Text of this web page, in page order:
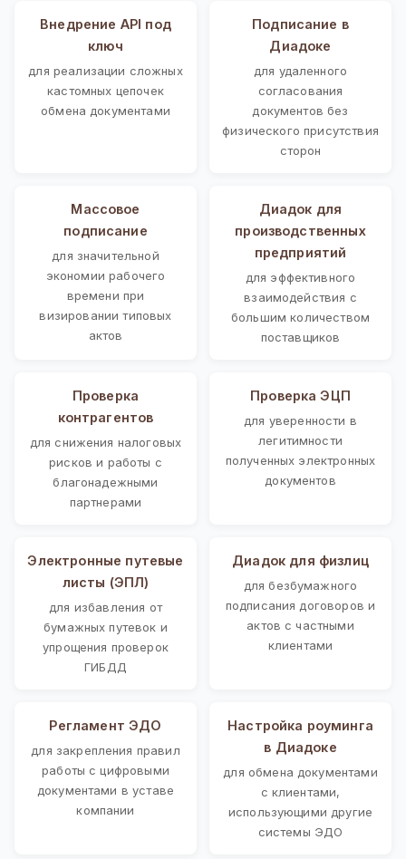
Внедрение API под
ключ
для реализации сложных
кастомных цепочек
обмена документами
Подписание в
Диадоке
для удаленного
согласования
документов без
физического присутствия
сторон
Массовое
подписание
для значительной
экономии рабочего
времени при
визировании типовых
актов
Диадок для
производственных
предприятий
для эффективного
взаимодействия с
большим количеством
поставщиков
Проверка
контрагентов
для снижения налоговых
рисков и работы с
благонадежными
партнерами
Проверка ЭЦП
для уверенности в
легитимности
полученных электронных
документов
Электронные путевые
листы (ЭПЛ)
для избавления от
бумажных путевок и
упрощения проверок
ГИБДД
Диадок для физлиц
для безбумажного
подписания договоров и
актов с частными
клиентами
Регламент ЭДО
для закрепления правил
работы с цифровыми
документами в уставе
компании
Настройка роуминга
в Диадоке
для обмена документами
с клиентами,
использующими другие
системы ЭДО